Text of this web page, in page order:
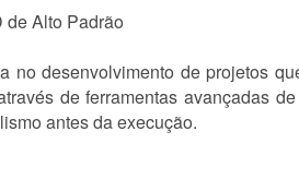
de Alto Padrão
desenvolvimento de projetos
de ferramentas avançadas
antes da execução.